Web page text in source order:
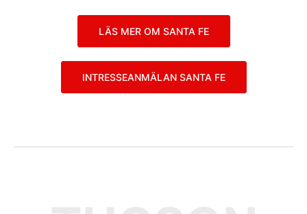
LÄS MER OM SANTA FE
INTRESSEANMÄLAN SANTA FE